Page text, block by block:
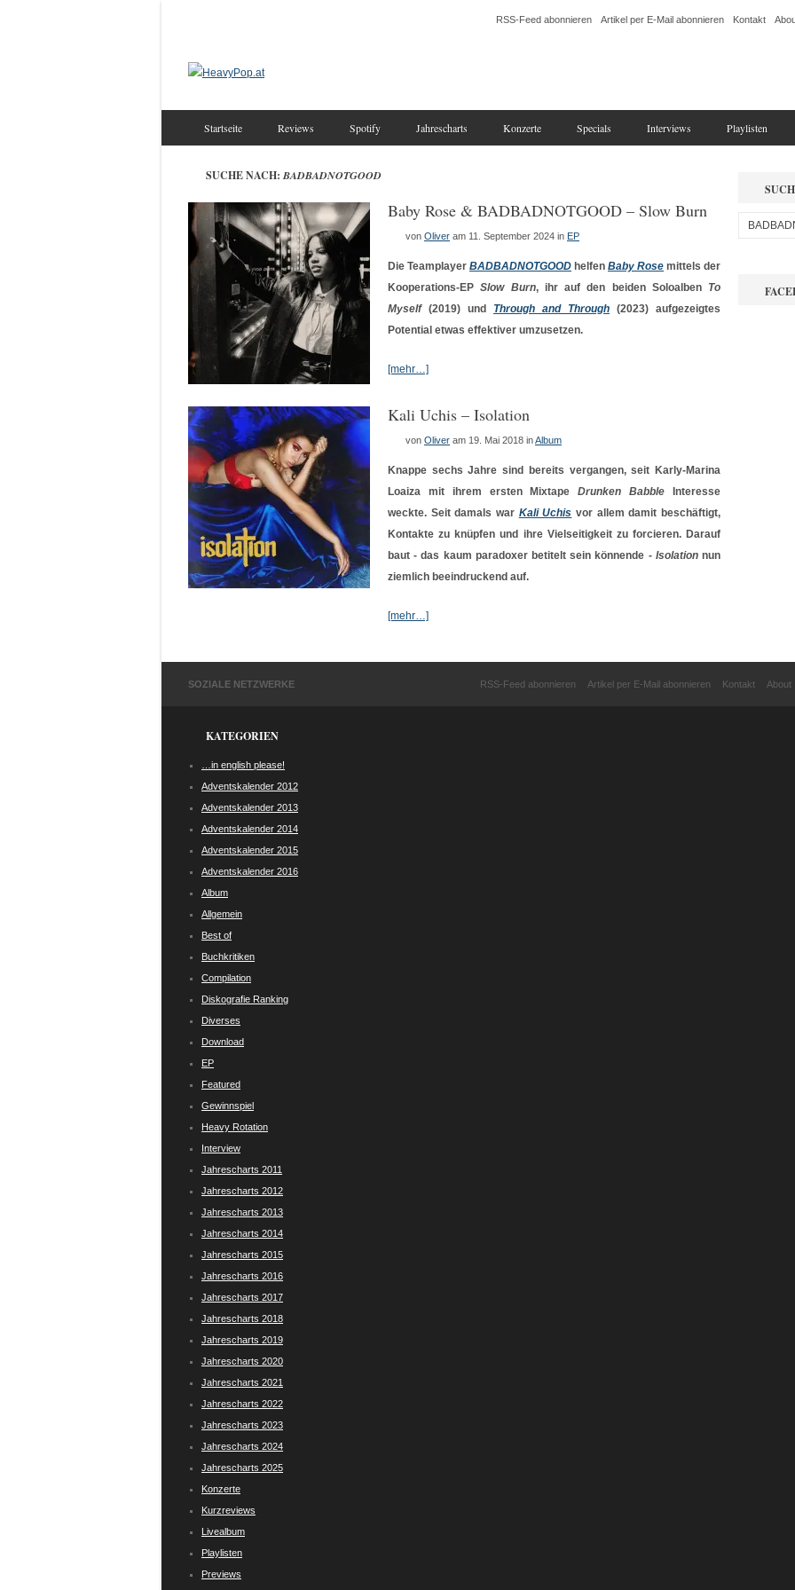
RSS-Feed abonnieren Artikel per E-Mail abonnieren Kontakt
Startseite Reviews Spotify Jahrescharts Konzerte Specials Interviews Playlisten
SUCHE NACH: BADBADNOTGOOD
Baby Rose & BADBADNOTGOOD – Slow Burn
von Oliver am 11. September 2024 in EP
Die Teamplayer BADBADNOTGOOD helfen Baby Rose mittels der
Kooperations-EPSlow Burn, ihr auf den beiden Soloalben To
Myself(2019) und Through and Through (2023) aufgezeigtes
Potential etwas effektiver umzusetzen.
[mehr…]
Kali Uchis – Isolation
von Oliver am 19. Mai 2018 inAlbum
Knappe sechs Jahre sind bereits vergangen, seit Karly-Marina
Loaiza mit ihrem ersten MixtapeDrunken Babble Interesse
weckte. Seit damals war Kali Uchis vor allem damit beschäftigt,
Kontakte zu knüpfen und ihre Vielseitigkeit zu forcieren. Darauf
baut - das kaum paradoxer betitelt sein könnende - Isolationnun
ziemlich beeindruckend auf.
[mehr…]
SOZIALE NETZWERKE RSS-Feed abonnieren Artikel per E-Mail abonnieren Kontakt About
KATEGORIEN
…in english please!
Adventskalender 2012
Adventskalender 2013
Adventskalender 2014
Adventskalender 2015
Adventskalender 2016
Album
Allgemein
Best of
Buchkritiken
Compilation
Diskografie Ranking
Diverses
Download
EP
Featured
Gewinnspiel
Heavy Rotation
Interview
Jahrescharts 2011
Jahrescharts 2012
Jahrescharts 2013
Jahrescharts 2014
Jahrescharts 2015
Jahrescharts 2016
Jahrescharts 2017
Jahrescharts 2018
Jahrescharts 2019
Jahrescharts 2020
Jahrescharts 2021
Jahrescharts 2022
Jahrescharts 2023
Jahrescharts 2024
Jahrescharts 2025
Konzerte
Kurzreviews
Livealbum
Playlisten
Previews